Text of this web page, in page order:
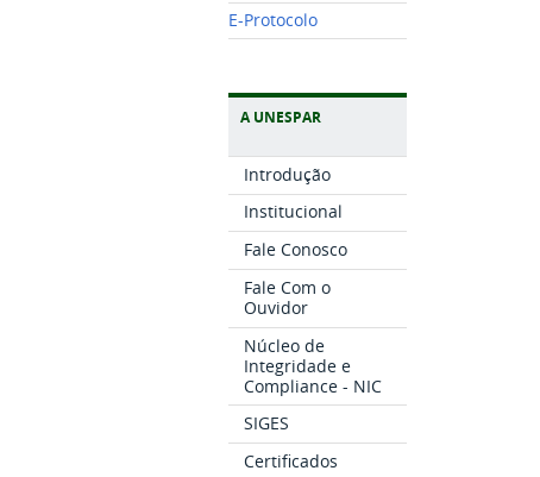
E-Protocolo
A UNESPAR
Introdução
Institucional
Fale Conosco
Fale Com o
Ouvidor
Núcleo de
Integridade e
Compliance - NIC
SIGES
Certificados